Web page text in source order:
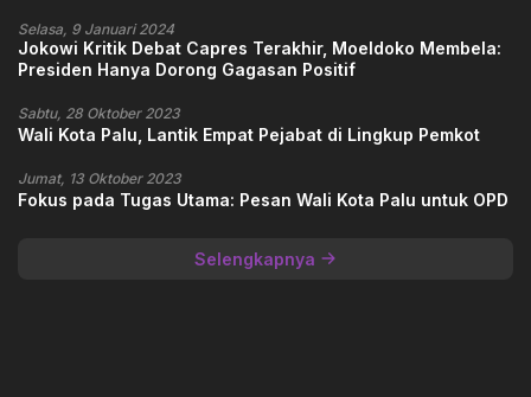
Selasa, 9 Januari 2024
Jokowi Kritik Debat Capres Terakhir, Moeldoko Membela:
Presiden Hanya Dorong Gagasan Positif
Sabtu, 28 Oktober 2023
Wali Kota Palu, Lantik Empat Pejabat di Lingkup Pemkot
Jumat, 13 Oktober 2023
Fokus pada Tugas Utama: Pesan Wali Kota Palu untuk OPD
Selengkapnya